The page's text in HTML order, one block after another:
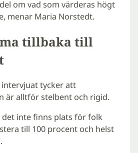
om vad som värderas högt
menar Maria Norstedt.
tillbaka till
tycker att
är alltför stelbent och rigid.
det inte finns plats för folk
till 100 procent och helst